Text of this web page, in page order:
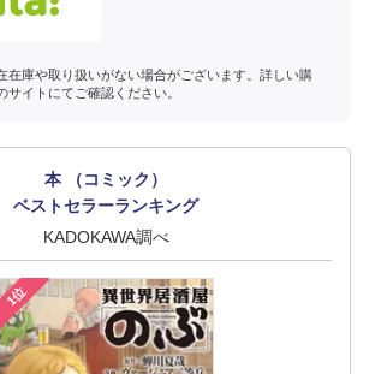
在庫や取り扱いがない場合がございます。詳しい購
サイトにてご確認ください。
本 （コミック）
ベストセラーランキング
KADOKAWA調べ
1位